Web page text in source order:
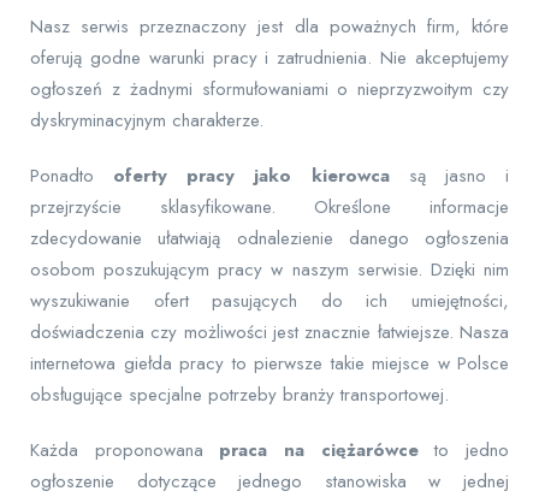
Nasz serwis przeznaczony jest dla poważnych firm, które
oferują godne warunki pracy i zatrudnienia. Nie akceptujemy
ogłoszeń z żadnymi sformułowaniami o nieprzyzwoitym czy
dyskryminacyjnym charakterze.
Ponadto oferty pracy jako kierowcasą jasno i
przejrzyście sklasyfikowane. Określone informacje
zdecydowanie ułatwiają odnalezienie danego ogłoszenia
osobom poszukującym pracy w naszym serwisie. Dzięki nim
wyszukiwanie ofert pasujących do ich umiejętności,
doświadczenia czy możliwości jest znacznie łatwiejsze. Nasza
internetowa giełda pracy to pierwsze takie miejsce w Polsce
obsługujące specjalne potrzeby branży transportowej.
Każda proponowana praca na ciężarówceto jedno
ogłoszenie dotyczące jednego stanowiska w jednej